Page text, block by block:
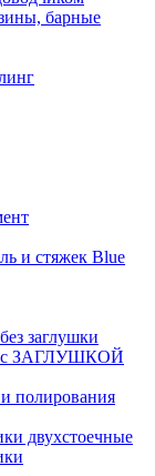
барные
и стяжек Blue
заглушки
с ЗАГЛУШКОЙ
полирования
двухстоечные